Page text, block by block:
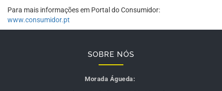
Para mais informações em Portal do Consumidor:
www.consumidor.pt
SOBRE NÓS
Morada Águeda: